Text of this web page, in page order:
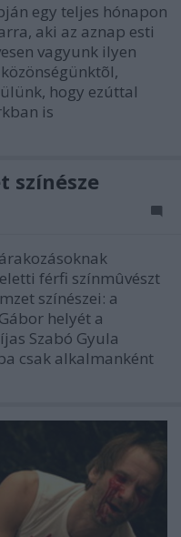
egy teljes hónapon
aki az aznap esti
vagyunk ilyen
hogy ezúttal
is
színésze
férfi színmûvészt
színészei: a
helyét a
Szabó Gyula
csak alkalmanként